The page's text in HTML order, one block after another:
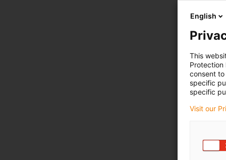
English
This
Protection
consent
specific
specific
Visit our